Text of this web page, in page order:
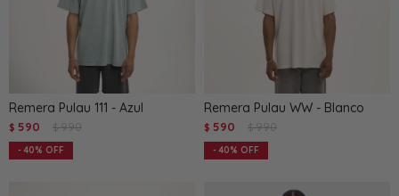
Remera Pulau 111 - Azul
$ 590 $ 990
40
Remera Pulau WW - Blanco
$ 590 $ 990
40